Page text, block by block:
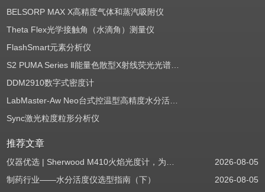
BELSORP MAX X高精度气体和蒸汽吸附仪
Theta Flex光学接触角（水滴角）测量仪
FlashSmart元素分析仪
S2 PUMA Series Ⅱ能量色散型X射线荧光光谱仪（EDXRF）
DDM2910数字式密度计
LabMaster-Aw Neo台式控温型高精度水分活度测定仪
Sync激光粒度粒形分析仪
推荐文章
仪器优选 | Sherwood M410火焰光度计，为用户检测提供值得信赖的基准方案
2026-08-05
制药行业——水分活度仪选型指南（下）
2026-08-05